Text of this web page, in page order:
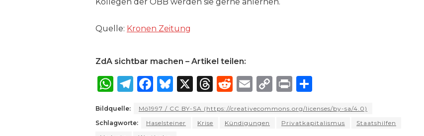
Kollegen der ÖBB werden sie gerne anlernen.
Quelle: Kronen Zeitung
ZdA sichtbar machen – Artikel teilen:
W
a
ts
T
e
g
F
c
e
B
e
s
X
T
re
a
R
d
di
E
ai
l
C
p
P
n
t
ar
e
Bildquelle:
Mö1997 / CC BY-SA (https://creativecommons.org/licenses/by-sa/4.0)
Schlagworte:
Haselsteiner Krise Kündigungen Privatkapitalismus
Staatshilfen